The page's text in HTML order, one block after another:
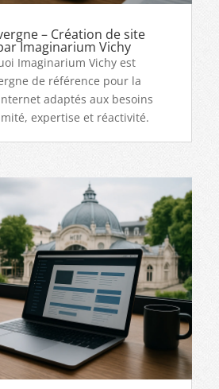
– Création de site
Imaginarium Vichy
Imaginarium Vichy est
de référence pour la
adaptés aux besoins
expertise et réactivité.